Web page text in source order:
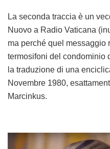
La seconda traccia è un
Nuovo a Radio Vaticana
ma perché quel messaggio
termosifoni del condominio
la traduzione di una
Novembre 1980,
Marcinkus.